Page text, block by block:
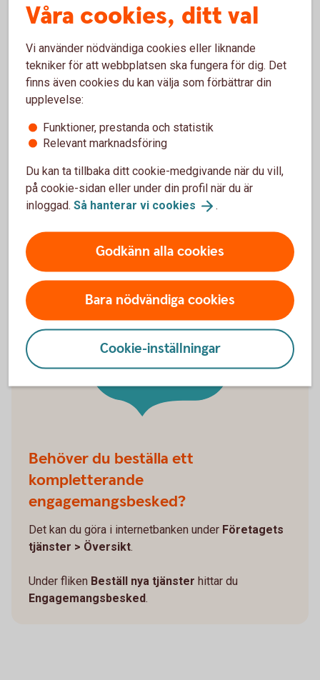
Digital Support
Öppet alla dagar dygnet runt.
Digital support
Använd tjänsterna säkert
Behöver du beställa ett
kompletterande
engagemangsbesked?
Det kan du göra i internetbanken under Företagets
tjänster > Översikt
Under fliken Beställ nya tjänster hittar du
Engagemangsbesked
Hitta ditt
engagemangs-
besked
Våra cookies, ditt val
Vi använder nödvändiga cookies eller liknande
tekniker för att webbplatsen ska fungera för dig. Det
finns även cookies du kan välja som förbättrar din
upplevelse:
Funktioner, prestanda och statistik
Relevant marknadsföring
Du kan ta tillbaka ditt cookie-medgivande när du vill,
på cookie-sidan eller under din profil när du är
inloggad. Så hanterar vi cookies .
Godkänn alla cookies
Bara nödvändiga cookies
Cookie-inställningar